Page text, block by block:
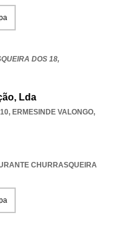
DOS 18,
Lda
, ERMESINDE VALONGO,
CHURRASQUEIRA